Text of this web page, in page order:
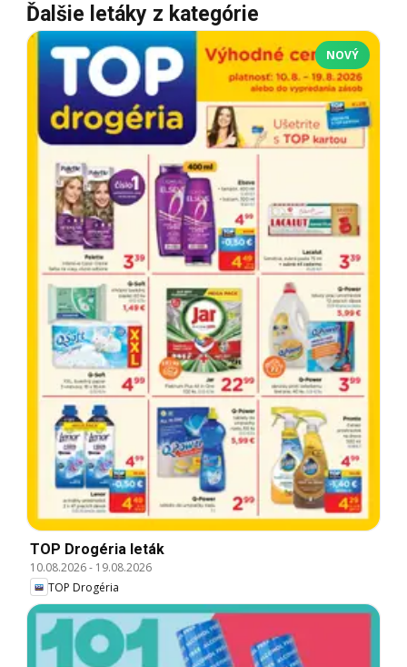
Ďalšie letáky z kategórie
NOVÝ
TOP Drogéria leták
10.08.2026- 19.08.2026
TOP Drogéria